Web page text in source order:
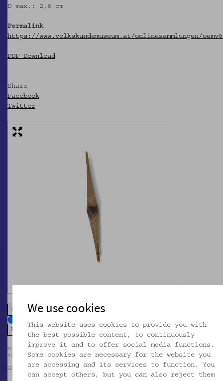
D max.: 2,6 cm
Permalink
https://www.volkskundemuseum.at/onlinesammlungen/
PDF Download
Share
Facebook
Twitter
zoom in zoom out
Volkskundemuseum Wien / Foto: www.diekunstreproduzenten.com im Auftrag
Instituts für Sprachwissenschaft der Karl-Franzens-Universität Graz
CC BY-NC-SA
We use cookies
This website uses cookies to provide you with
the best possible content, to continuously
improve it and to offer social media functions.
Some cookies are necessary for the website you
are accessing and its services to function. You
can accept others, but you can also reject them